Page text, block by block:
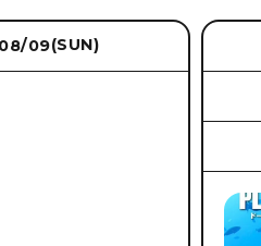
08/09(SUN)